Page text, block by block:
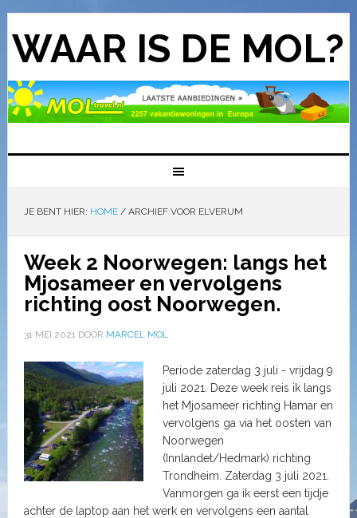
WAAR IS DE MOL?
JE BENT HIER: HOME /ARCHIEF VOOR ELVERUM
Week 2 Noorwegen: langs het
Mjosameer en vervolgens
richting oost Noorwegen.
31 MEI 2021DOOR MARCEL MOL
Periode zaterdag 3 juli - vrijdag 9
juli 2021. Deze week reis ik langs
het Mjosameer richting Hamar en
vervolgens ga via het oosten van
Noorwegen
(Innlandet/Hedmark) richting
Trondheim. Zaterdag 3 juli 2021.
Vanmorgen ga ik eerst een tijdje
achter de laptop aan het werk en vervolgens een aantal